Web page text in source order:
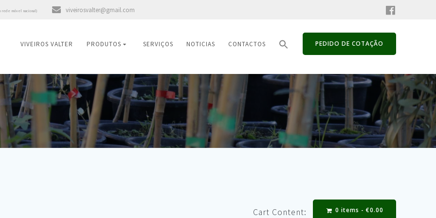
a rede móvel nacional) viveirosvalter@gmail.com
VIVEIROS VALTER PRODUTOS SERVIÇOS NOTICIAS CONTACTOS PEDIDO DE COTAÇÃO
Cart Content: 0 items - €0.00